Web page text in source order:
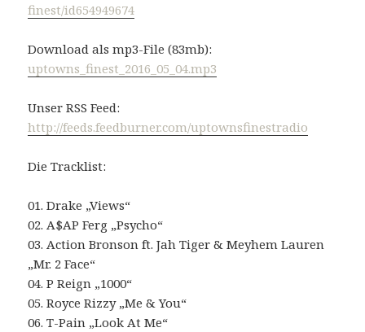
finest/id654949674
Download als mp3-File (83mb):
uptowns_finest_2016_05_04.mp3
Unser RSS Feed:
http://feeds.feedburner.com/uptownsfinestradio
Die Tracklist:
01. Drake „Views“
02. A$AP Ferg „Psycho“
03. Action Bronson ft. Jah Tiger & Meyhem Lauren
„Mr. 2 Face“
04. P Reign „1000“
05. Royce Rizzy „Me & You“
06. T-Pain „Look At Me“